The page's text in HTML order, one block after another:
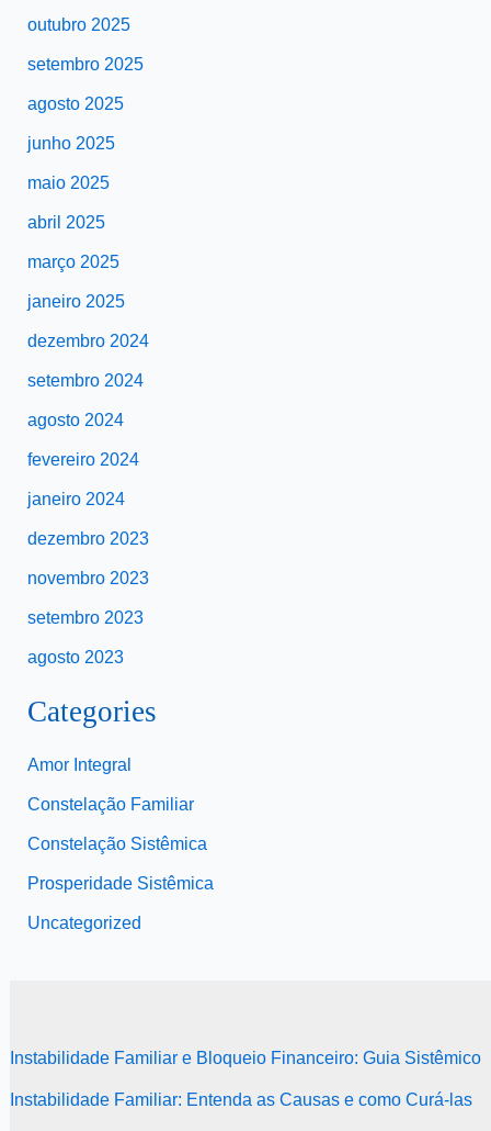
outubro 2025
setembro 2025
agosto 2025
junho 2025
maio 2025
abril 2025
março 2025
janeiro 2025
dezembro 2024
setembro 2024
agosto 2024
fevereiro 2024
janeiro 2024
dezembro 2023
novembro 2023
setembro 2023
agosto 2023
Categories
Amor Integral
Constelação Familiar
Constelação Sistêmica
Prosperidade Sistêmica
Uncategorized
Instabilidade Familiar e Bloqueio Financeiro: Guia Sistêmico
Instabilidade Familiar: Entenda as Causas e como Curá-las